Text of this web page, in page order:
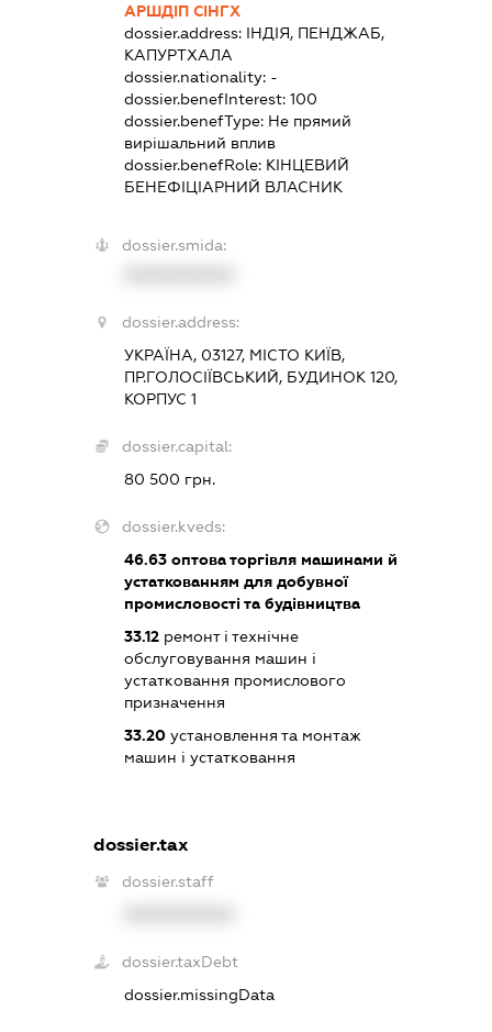
АРШДІП СІНГХ
dossier.address: ІНДІЯ, ПЕНДЖАБ,
КАПУРТХАЛА
dossier.nationality: -
dossier.benefInterest: 100
dossier.benefType: Не прямий
вирішальний вплив
dossier.benefRole: КІНЦЕВИЙ
БЕНЕФІЦІАРНИЙ ВЛАСНИК
dossier.smida:
dossier.address:
УКРАЇНА, 03127, МІСТО КИЇВ,
ПР.ГОЛОСІЇВСЬКИЙ, БУДИНОК 120,
КОРПУС 1
dossier.capital:
80 500 грн.
dossier.kveds:
46.63оптова торгівля машинами й
устаткованням для добувної
промисловості та будівництва
33.12ремонт і технічне
обслуговування машин і
устатковання промислового
призначення
33.20установлення та монтаж
машин і устатковання
dossier.tax
dossier.staff
dossier.taxDebt
dossier.missingData